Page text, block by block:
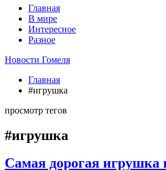
Главная
В мире
Интересное
Разное
Новости Гомеля
Главная
#игрушка
просмотр тегов
#игрушка
Самая дорогая игрушка